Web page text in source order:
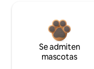
Se admiten
mascotas